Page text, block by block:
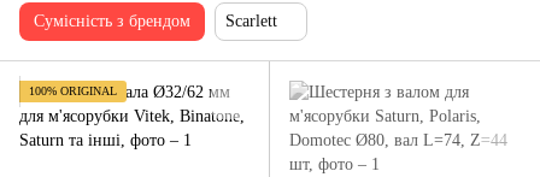
Сумісність з брендом Scarlett
100% ORIGINAL